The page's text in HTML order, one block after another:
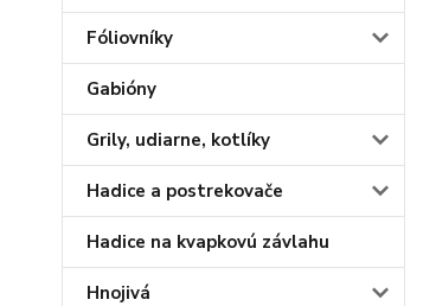
Fóliovníky
Gabióny
Grily, udiarne, kotlíky
Hadice a postrekovače
Hadice na kvapkovú závlahu
Hnojivá